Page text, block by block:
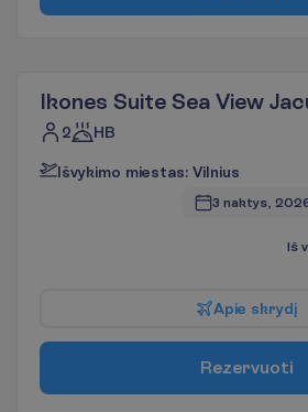
Ikones Suite Sea View
2 HB
Išvykimo miestas: Vilnius
3 naktys,
Iš v
Apie skrydį
Rezervuoti